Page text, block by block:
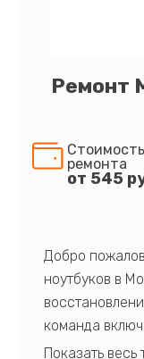
Ремонт
Стоимость
ремонта
от 545
Добро
ноутбуков в
команда